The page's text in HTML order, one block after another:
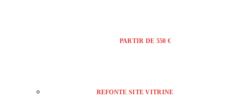
PARTIR DE 550 €
REFONTE SITE VITRINE